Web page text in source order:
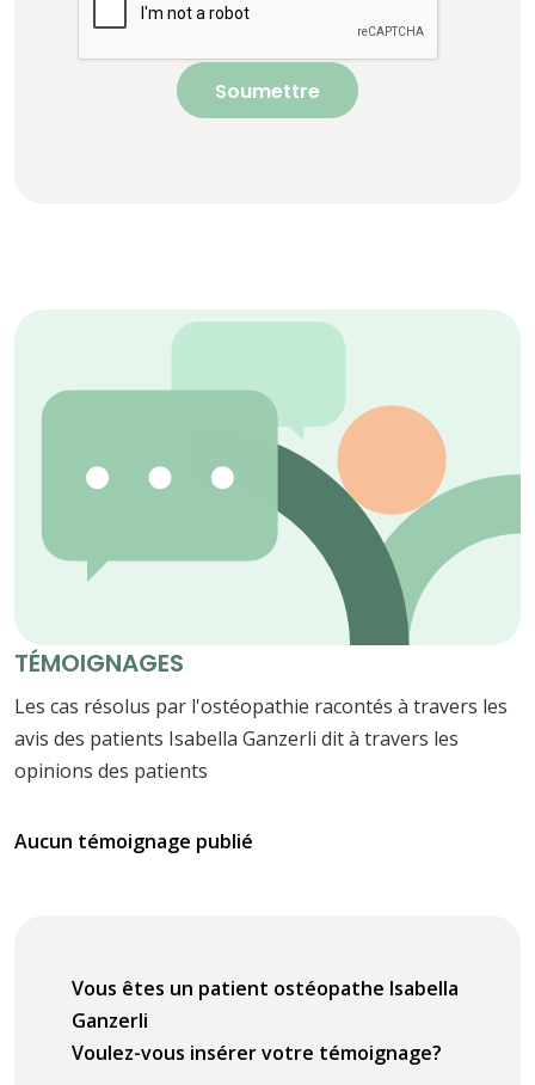
Soumettre
TÉMOIGNAGES
Les cas résolus par l'ostéopathie racontés à travers les
avis des patients Isabella Ganzerli dit à travers les
opinions des patients
Aucun témoignage publié
Vous êtes un patient ostéopathe Isabella
Ganzerli
Voulez-vous insérer votre témoignage?